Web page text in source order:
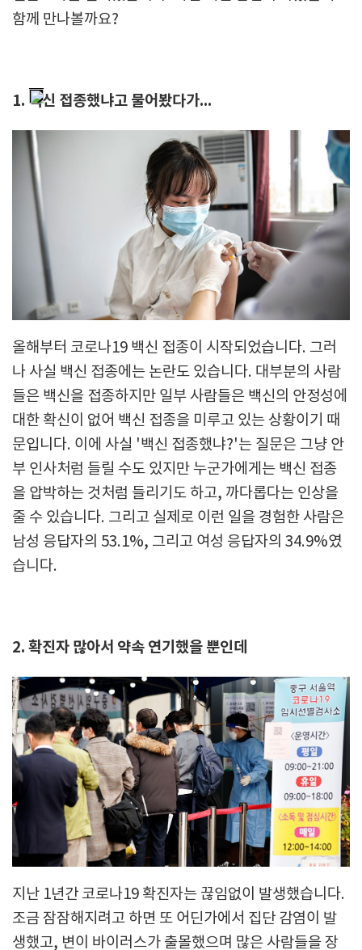
함께 만나볼까요?
1. 백신 접종했냐고 물어봤다가...
올해부터 코로나19 백신 접종이 시작되었습니다. 그러
나 사실 백신 접종에는 논란도 있습니다. 대부분의 사람
들은 백신을 접종하지만 일부 사람들은 백신의 안정성에
대한 확신이 없어 백신 접종을 미루고 있는 상황이기 때
문입니다. 이에 사실 '백신 접종했냐?'는 질문은 그냥 안
부 인사처럼 들릴 수도 있지만 누군가에게는 백신 접종
을 압박하는 것처럼 들리기도 하고, 까다롭다는 인상을
줄 수 있습니다. 그리고 실제로 이런 일을 경험한 사람은
남성 응답자의 53.1%, 그리고 여성 응답자의 34.9%였
습니다.
2. 확진자 많아서 약속 연기했을 뿐인데
지난 1년간 코로나19 확진자는 끊임없이 발생했습니다.
조금 잠잠해지려고 하면 또 어딘가에서 집단 감염이 발
생했고, 변이 바이러스가 출몰했으며 많은 사람들을 장